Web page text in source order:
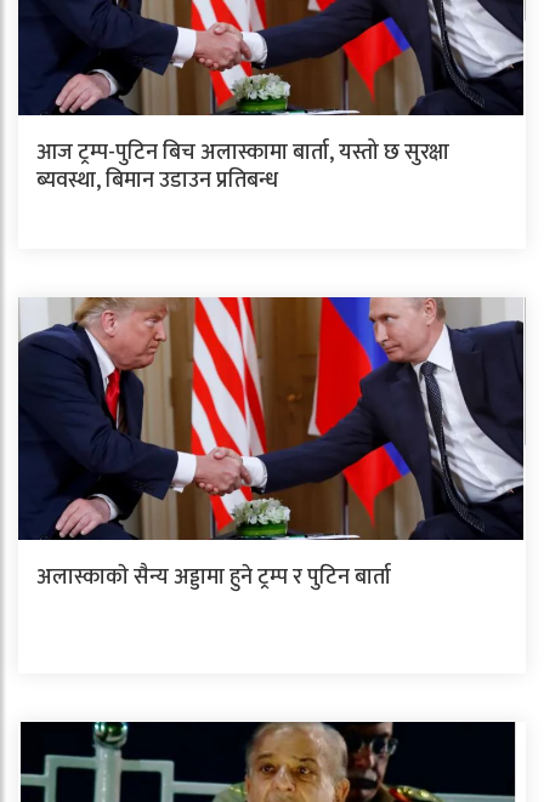
आज ट्रम्प-पुटिन बिच अलास्कामा बार्ता, यस्तो छ सुरक्षा
ब्यवस्था, बिमान उडाउन प्रतिबन्ध
अलास्काकाे सैन्य अड्डामा हुने ट्रम्प र पुटिन बार्ता